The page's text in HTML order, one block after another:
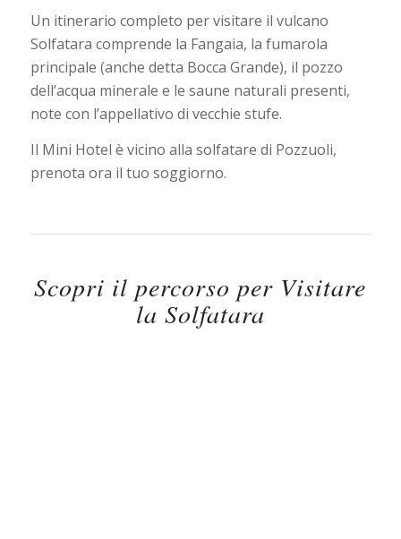
Un itinerario completo per visitare il vulcano
Solfatara comprende la Fangaia, la fumarola
principale (anche detta Bocca Grande), il pozzo
dell’acqua minerale e le saune naturali presenti,
note con l’appellativo di vecchie stufe.
Il Mini Hotel è vicino alla solfatare di Pozzuoli,
prenota ora il tuo soggiorno.
Scopri il percorso per Visitare
la Solfatara